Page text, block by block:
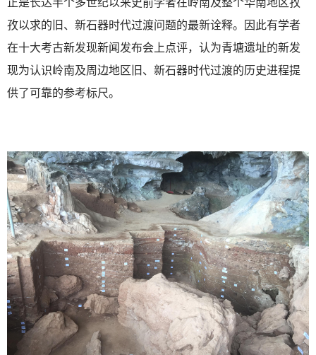
孜以求的旧、新石器时代过渡问题的最新诠释。因此有学者
在十大考古新发现新闻发布会上点评，认为青塘遗址的新发
现为认识岭南及周边地区旧、新石器时代过渡的历史进程提
供了可靠的参考标尺。